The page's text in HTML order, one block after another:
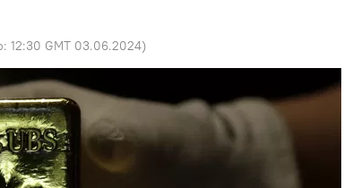
12:30 GMT 03.06.2024)